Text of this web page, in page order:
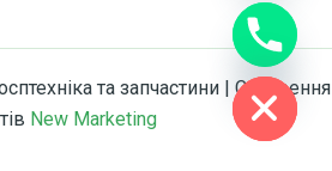
та запчастини | Створення
New Marketing
Hide
chaty